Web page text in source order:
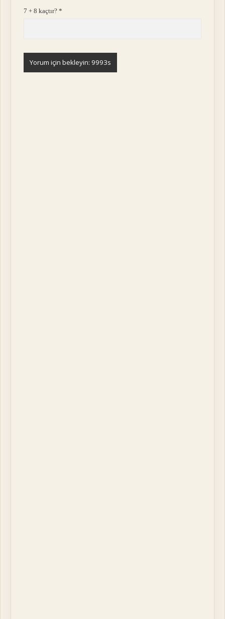
7 + 8 kaçtır?*